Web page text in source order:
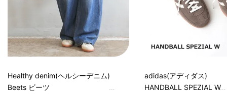
Healthy denim(ヘルシーデニム)
Beets ビーツ
adidas(アディダス)
HANDBALL SPEZIAL W